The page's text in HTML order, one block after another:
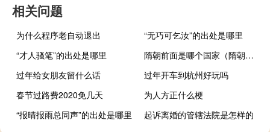
相关问题
为什么程序老自动退出
“无巧可乞汝”的出处是哪里
“才人骚笔”的出处是哪里
隋朝前面是哪个国家（隋朝前面是哪个朝代）
过年给女朋友留什么话
过年开车到杭州好玩吗
春节过路费2020免几天
为人方正什么梗
“报晴报雨总同声”的出处是哪里
起诉离婚的管辖法院是怎样的